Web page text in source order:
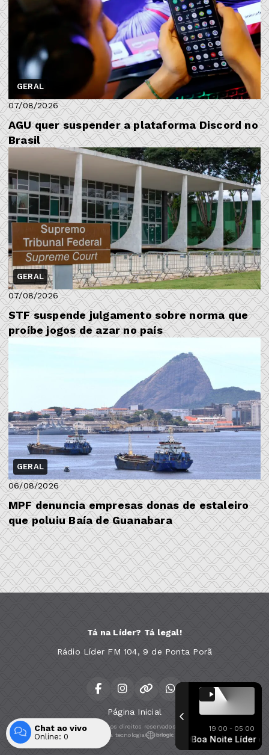
19:00 - 05:00
Boa Noite Líder com Líder FM 104.9Boa Noite Líder com
GERAL
07/08/2026
AGU quer suspender a plataforma Discord no
Brasil
GERAL
07/08/2026
STF suspende julgamento sobre norma que
proíbe jogos de azar no país
GERAL
06/08/2026
MPF denuncia empresas donas de estaleiro
que poluiu Baía de Guanabara
Tá na Líder? Tá legal!
Rádio Líder FM 104, 9 de Ponta Porã
Página Inicial
Todos os direitos reservados.
Com a tecnologia
Chat ao vivo
Online: 0